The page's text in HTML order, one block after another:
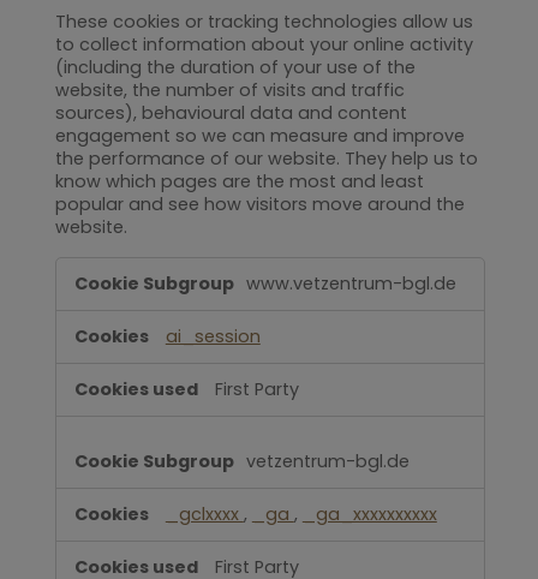
These cookies or tracking technologies allow us
to collect information about your online activity
(including the duration of your use of the
website, the number of visits and traffic
sources), behavioural data and content
engagement so we can measure and improve
the performance of our website. They help us to
know which pages are the most and least
popular and see how visitors move around the
website.
www.vetzentrum-bgl.de
ai_session
First Party
vetzentrum-bgl.de
_gclxxxx , _ga , _ga_xxxxxxxxxx
First Party